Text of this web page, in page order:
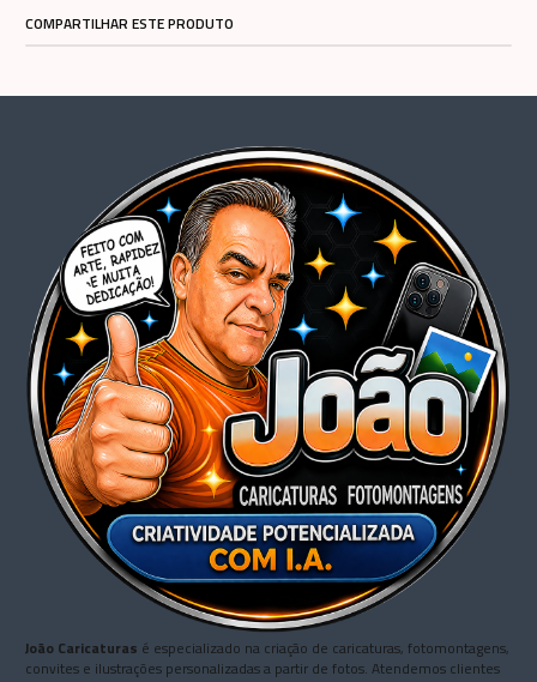
COMPARTILHAR ESTE PRODUTO
João Caricaturas é especializado na criação de caricaturas, fotomontagens,
convites e ilustrações personalizadas a partir de fotos. Atendemos clientes